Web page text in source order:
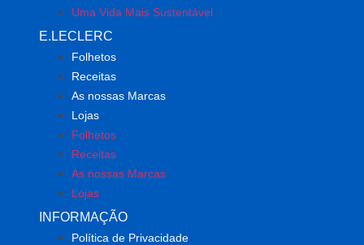
Uma Vida Mais Sustentável
E.LECLERC
Folhetos
Receitas
As nossas Marcas
Lojas
Folhetos
Receitas
As nossas Marcas
Lojas
INFORMAÇÃO
Política de Privacidade